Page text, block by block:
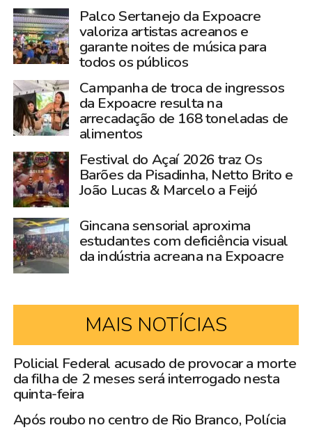
Palco Sertanejo da Expoacre
valoriza artistas acreanos e
garante noites de música para
todos os públicos
Campanha de troca de ingressos
da Expoacre resulta na
arrecadação de 168 toneladas de
alimentos
Festival do Açaí 2026 traz Os
Barões da Pisadinha, Netto Brito e
João Lucas & Marcelo a Feijó
Gincana sensorial aproxima
estudantes com deficiência visual
da indústria acreana na Expoacre
MAIS NOTÍCIAS
Policial Federal acusado de provocar a morte
da filha de 2 meses será interrogado nesta
quinta-feira
Após roubo no centro de Rio Branco, Polícia